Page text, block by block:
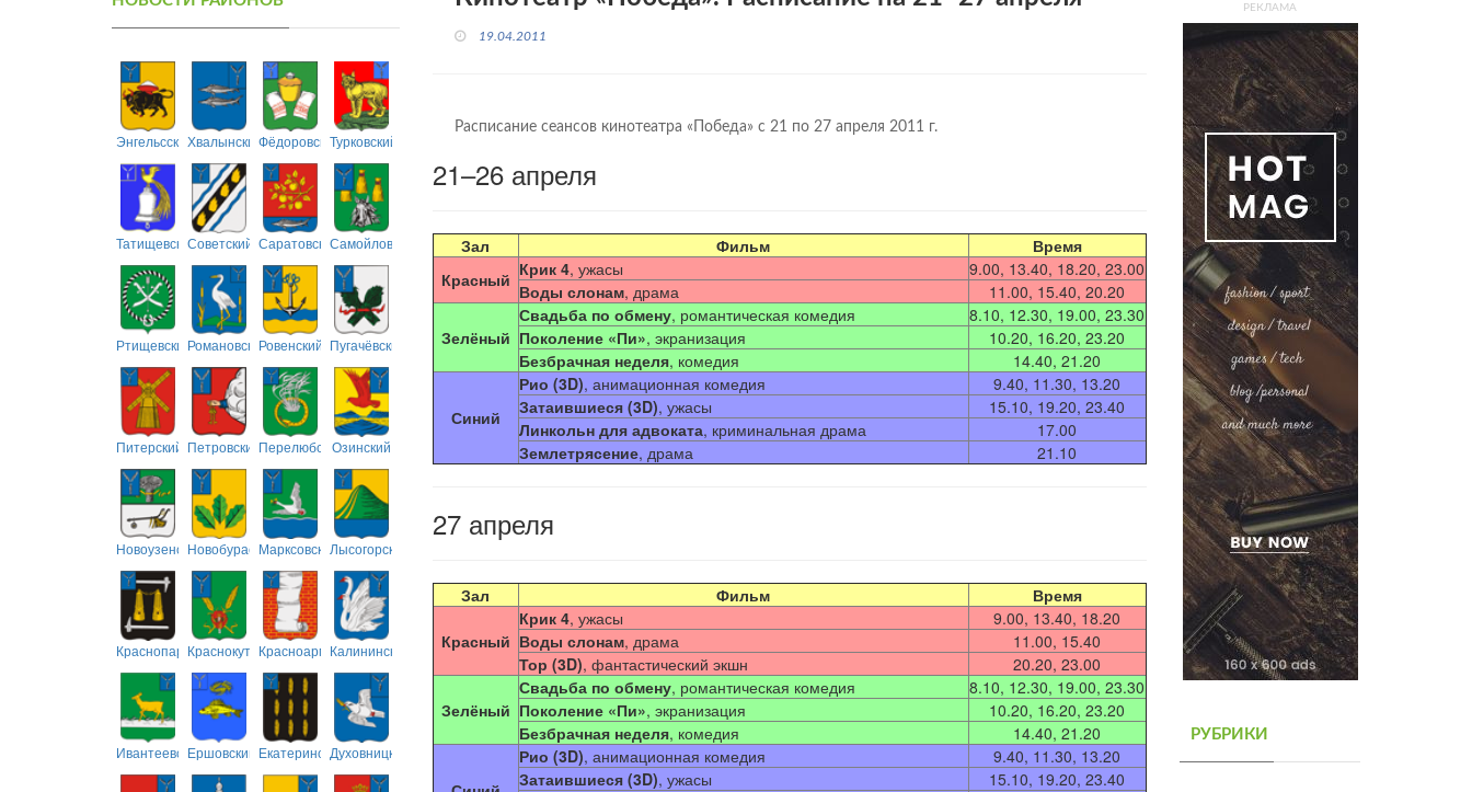
ЭнгельсскийХвалынскийФёдоровскийТурковский
ТатищевскийСоветский СаратовскийСамойловский
РтищевскийРомановскийРовенский Пугачёвский
Питерский ПетровскийПерелюбскийОзинский
НовоузенскийНовобурасскийМарксовскийЛысогорский
Краснопартизанский
КраснокутскийКрасноармейский
Калининский
ИвантеевскийЕршовский ЕкатериновскийДуховницкий
19.04.2011
Расписание сеансов кинотеатра «Победа» с 21 по 27 апреля 2011 г.
21–26 апреля
Зал Фильм
Время
Красный Крик 4, ужасы
9.00, 13.40, 18.20, 23.00
Воды слонам, драма 11.00, 15.40, 20.20
Зелёный
Свадьба по обмену, романтическая комедия
8.10, 12.30, 19.00, 23.30
Поколение «Пи», экранизация
10.20, 16.20, 23.20
Безбрачная неделя, комедия 14.40, 21.20
Синий
Рио (3D), анимационная комедия
9.40, 11.30, 13.20
Затаившиеся (3D), ужасы
15.10, 19.20, 23.40
Линкольн для адвоката, криминальная драма
17.00
Землетрясение, драма 21.10
27 апреля
Зал Фильм Время
Красный
Крик 4, ужасы
9.00, 13.40, 18.20
Воды слонам, драма
11.00, 15.40
Тор (3D), фантастический экшн 20.20, 23.00
Зелёный
Свадьба по обмену, романтическая комедия
8.10, 12.30, 19.00, 23.30
Поколение «Пи», экранизация
10.20, 16.20, 23.20
Безбрачная неделя, комедия 14.40, 21.20
Рио (3D), анимационная комедия
9.40, 11.30, 13.20
Затаившиеся (3D), ужасы
15.10, 19.20, 23.40
РЕКЛАМА
РУБРИКИ